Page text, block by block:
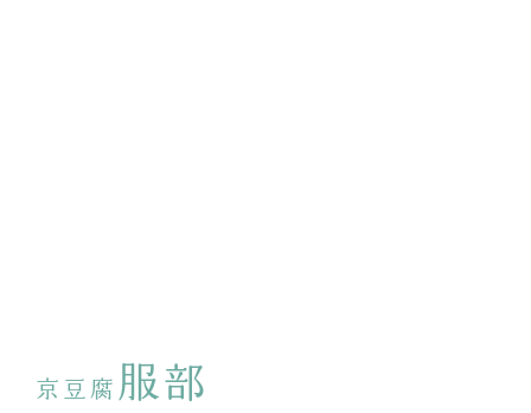
京豆腐 服部